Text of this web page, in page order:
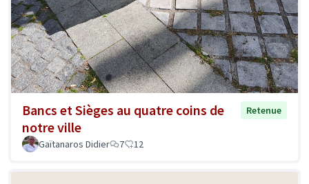
Bancs et Sièges au quatre coins de
notre ville
Retenue
Gaïtanaros Didier 7 12